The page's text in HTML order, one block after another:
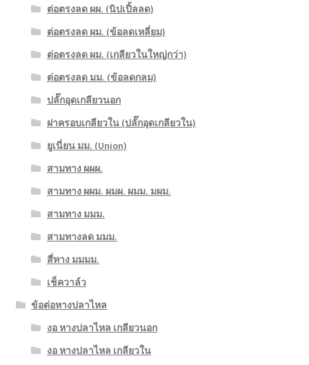
ต่อตรงลด ผผ. (นิปเปิ้ลลด)
ต่อตรงลด ผม. (ข้อลดเหลี่ยม)
ต่อตรงลด ผม. (เกลียวในใหญ่กว่า)
ต่อตรงลด มม. (ข้อลดกลม)
ปลั๊กอุดเกลียวนอก
ฝาครอบเกลียวใน (ปลั๊กอุดเกลียวใน)
ยูเนี่ยน มม. (Union)
สามทาง ผผผ.
สามทาง ผผม. ผมผ. ผมม. มผม.
สามทาง มมม.
สามทางลด มมม.
สี่ทาง มมมม.
เช็ควาล์ว
ข้อต่อหางปลาไหล
งอ หางปลาไหล เกลียวนอก
งอ หางปลาไหล เกลียวใน